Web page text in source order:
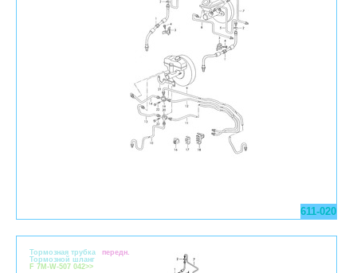
611-020
Тормозная трубка
Тормозной шланг
F 7M-W-507 042>>
передн.